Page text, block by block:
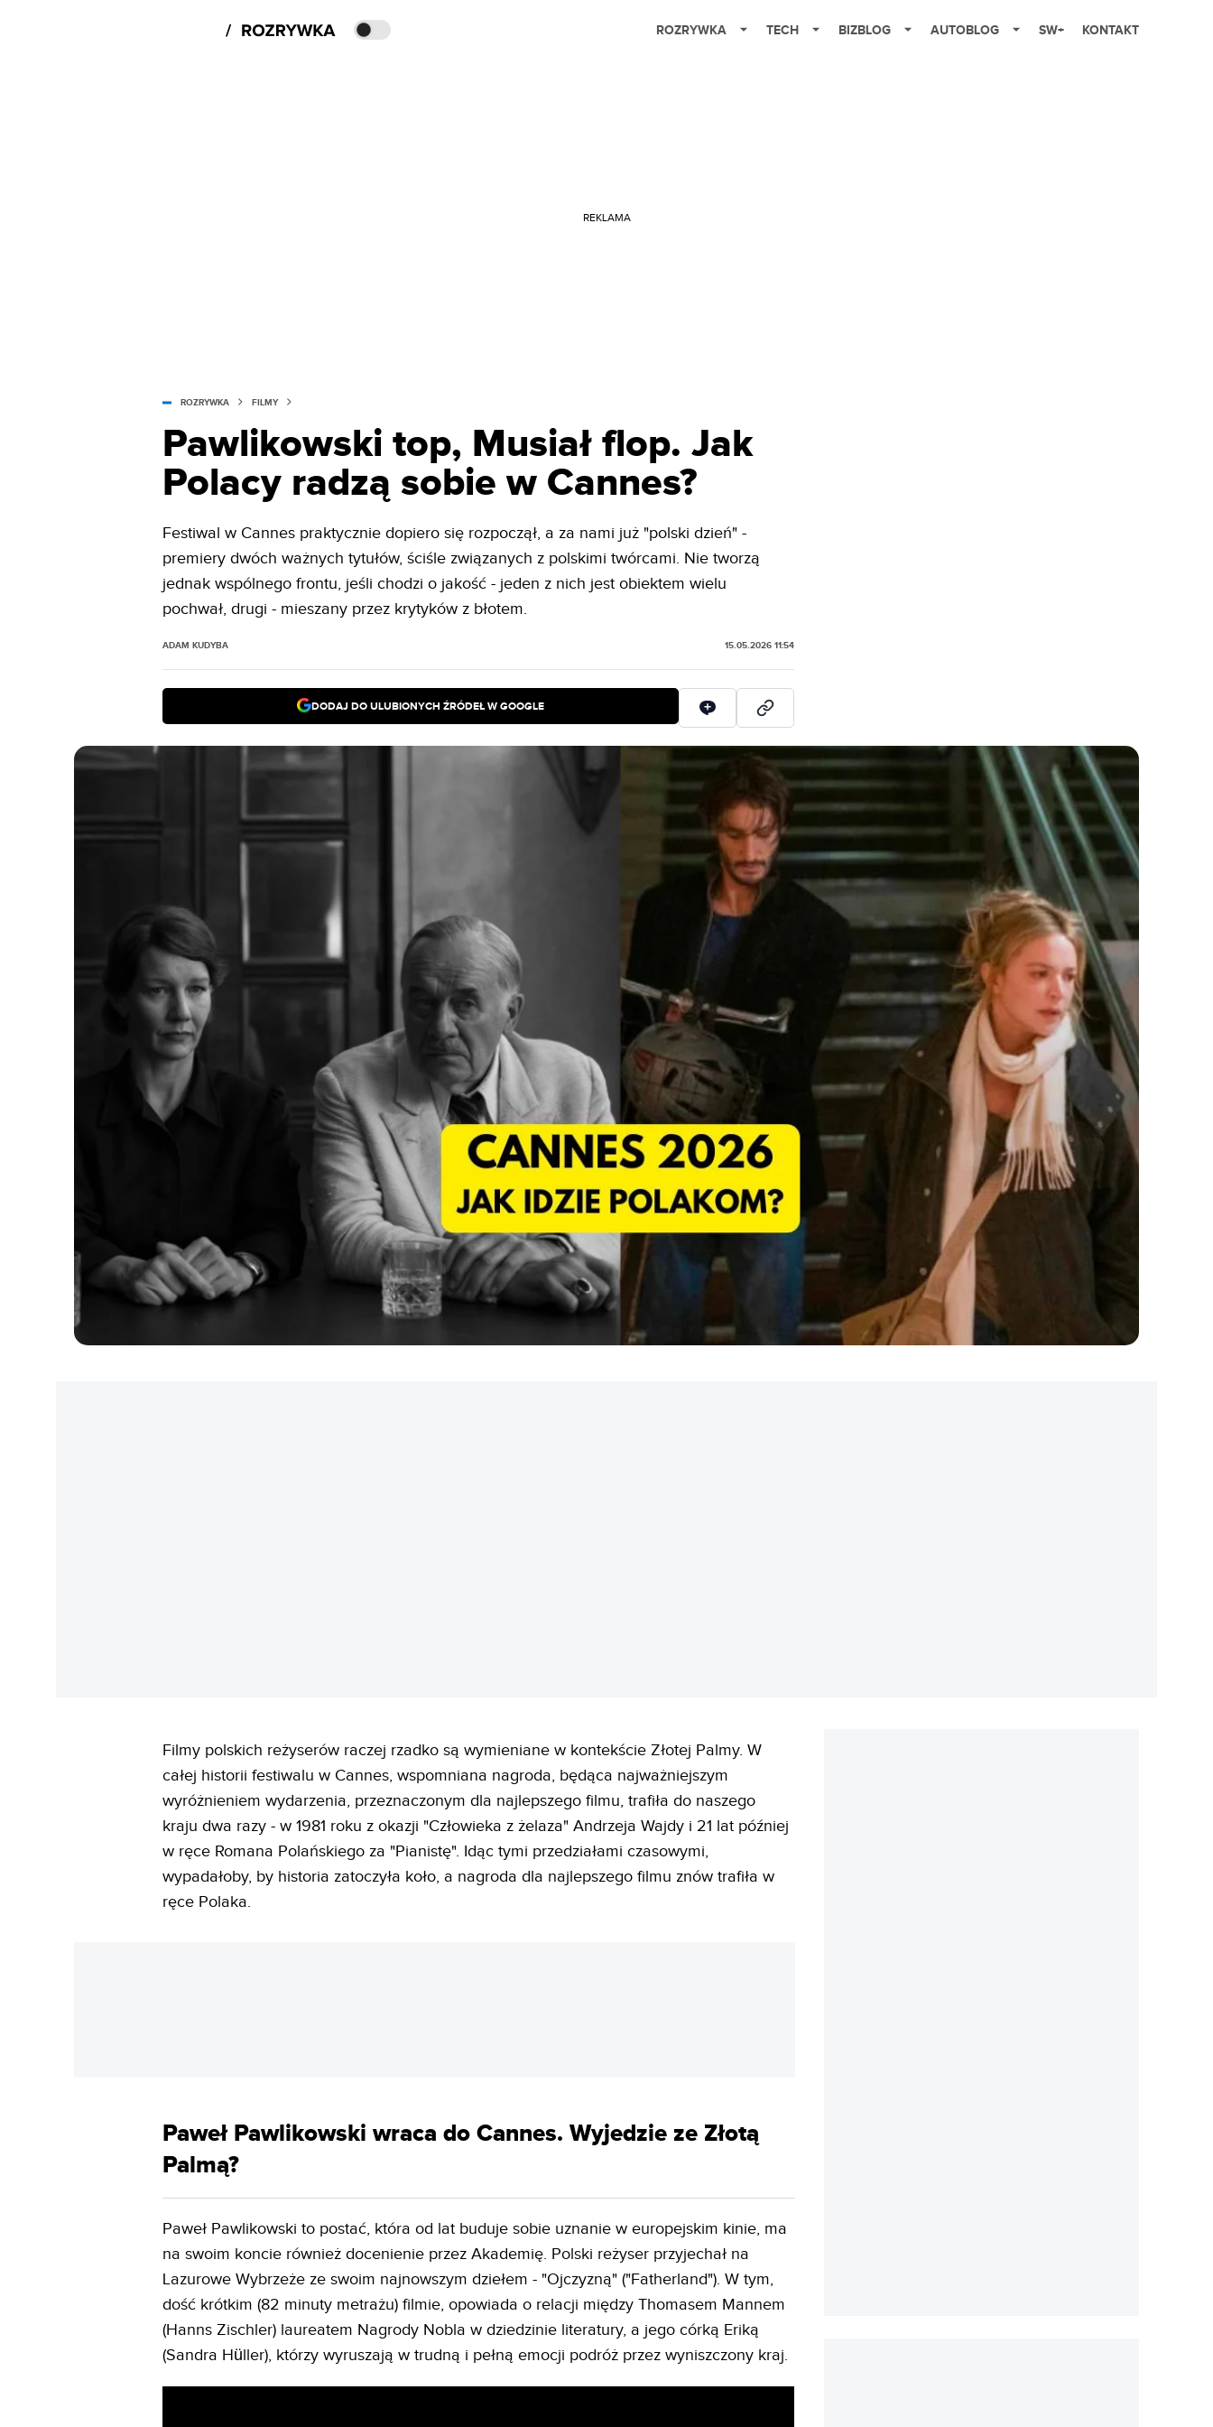
ROZRYWKA TECH BIZBLOG AUTOBLOG SW+ KONTAKT
REKLAMA
ROZRYWKA FILMY
Pawlikowski top, Musiał flop. Jak
Polacy radzą sobie w Cannes?
Festiwal w Cannes praktycznie dopiero się rozpoczął, a za nami już "polski dzień" -
premiery dwóch ważnych tytułów, ściśle związanych z polskimi twórcami. Nie tworzą
jednak wspólnego frontu, jeśli chodzi o jakość - jeden z nich jest obiektem wielu
pochwał, drugi - mieszany przez krytyków z błotem.
ADAM KUDYBA 15.05.2026 11:54
DODAJ DO ULUBIONYCH ŹRÓDEŁ W GOOGLE
Filmy polskich reżyserów raczej rzadko są wymieniane w kontekście Złotej Palmy. W
całej historii festiwalu w Cannes, wspomniana nagroda, będąca najważniejszym
wyróżnieniem wydarzenia, przeznaczonym dla najlepszego filmu, trafiła do naszego
kraju dwa razy - w 1981 roku z okazji "Człowieka z żelaza" Andrzeja Wajdy i 21 lat później
w ręce Romana Polańskiego za "Pianistę". Idąc tymi przedziałami czasowymi,
wypadałoby, by historia zatoczyła koło, a nagroda dla najlepszego filmu znów trafiła w
ręce Polaka.
Paweł Pawlikowski wraca do Cannes. Wyjedzie ze Złotą
Palmą?
Paweł Pawlikowski to postać, która od lat buduje sobie uznanie w europejskim kinie, ma
na swoim koncie również docenienie przez Akademię. Polski reżyser przyjechał na
Lazurowe Wybrzeże ze swoim najnowszym dziełem - "Ojczyzną" ("Fatherland"). W tym,
dość krótkim (82 minuty metrażu) filmie, opowiada o relacji między Thomasem Mannem
(Hanns Zischler) laureatem Nagrody Nobla w dziedzinie literatury, a jego córką Eriką
(Sandra Hüller), którzy wyruszają w trudną i pełną emocji podróż przez wyniszczony kraj.